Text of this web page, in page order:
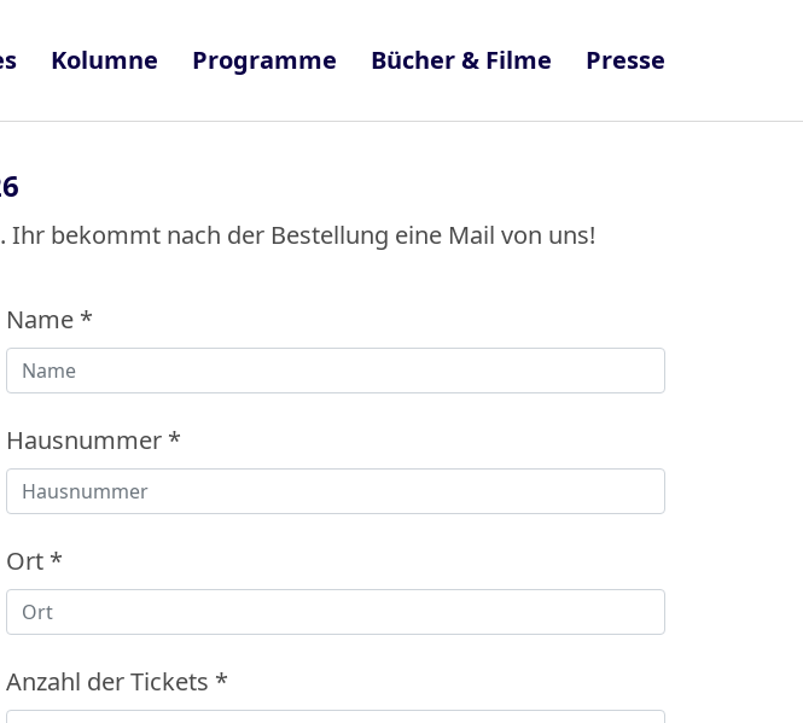
Kolumne Programme Bücher & Filme Presse
Ihr bekommt nach der Bestellung eine Mail von uns!
Name *
Hausnummer *
Ort *
Anzahl der Tickets *